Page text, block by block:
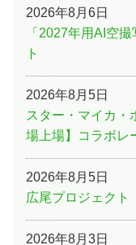
2026年8月6日
「2027年用AI空
ト
2026年8月5日
スター・マイカ・
場上場】コラボレ
2026年8月5日
広尾プロジェクト
2026年8月3日